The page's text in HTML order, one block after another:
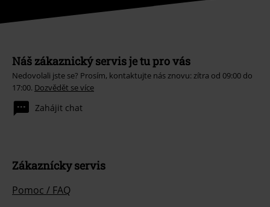
Náš zákaznický servis je tu pro vás
Nedovolali jste se? Prosím, kontaktujte nás znovu: zítra od 09:00 do
17:00. Dozvědět se více
Zahájit chat
Zákaznícky servis
Pomoc / FAQ